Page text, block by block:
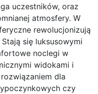
uczestników, oraz
atmosfery. W
rewolucjonizują
się luksusowymi
noclegi w
widokami i
dla
czy